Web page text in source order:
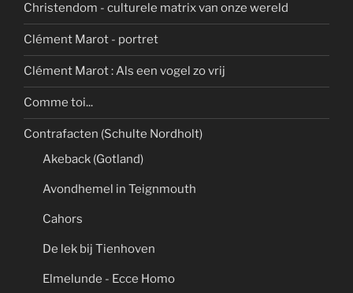
Christendom - culturele matrix van onze wereld
Clément Marot - portret
Clément Marot : Als een vogel zo vrij
Comme toi...
Contrafacten (Schulte Nordholt)
Akeback (Gotland)
Avondhemel in Teignmouth
Cahors
De lek bij Tienhoven
Elmelunde - Ecce Homo